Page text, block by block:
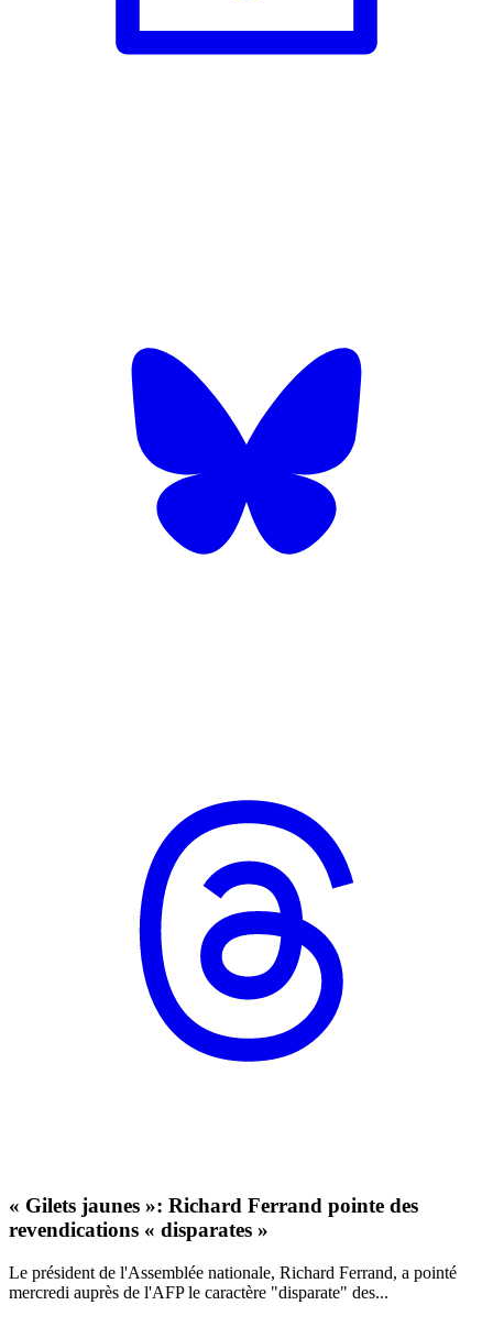
« Gilets jaunes »: Richard Ferrand pointe des
revendications « disparates »
Le président de l'Assemblée nationale, Richard Ferrand, a pointé
mercredi auprès de l'AFP le caractère "disparate" des...